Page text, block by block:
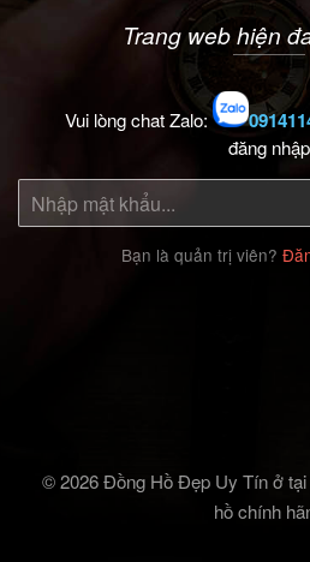
Trang web hiện
Vui lòng chat Zalo:
đăng nhập
Bạn là quản trị viên?
© 2026 Đồng Hồ Đẹp Uy Tín ở
hồ chính